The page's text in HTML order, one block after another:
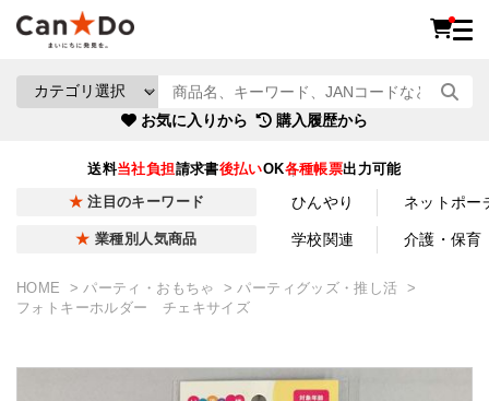
お気に入りから 購入履歴から
送料当社負担請求書後払いOK各種帳票出力可能
注目のキーワード ひんやり ネットポー
業種別人気商品 学校関連 介護・保育
HOME パーティ・おもちゃ
パーティグッズ・推し活
フォトキーホルダー チェキサイズ